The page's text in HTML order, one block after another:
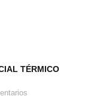
TÉRMICO